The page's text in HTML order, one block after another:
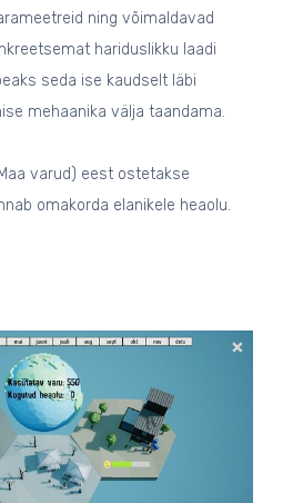
ning võimaldavad
hariduslikku laadi
seda ise kaudselt läbi
mehaanika välja taandama.
varud) eest ostetakse
omakorda elanikele heaolu.